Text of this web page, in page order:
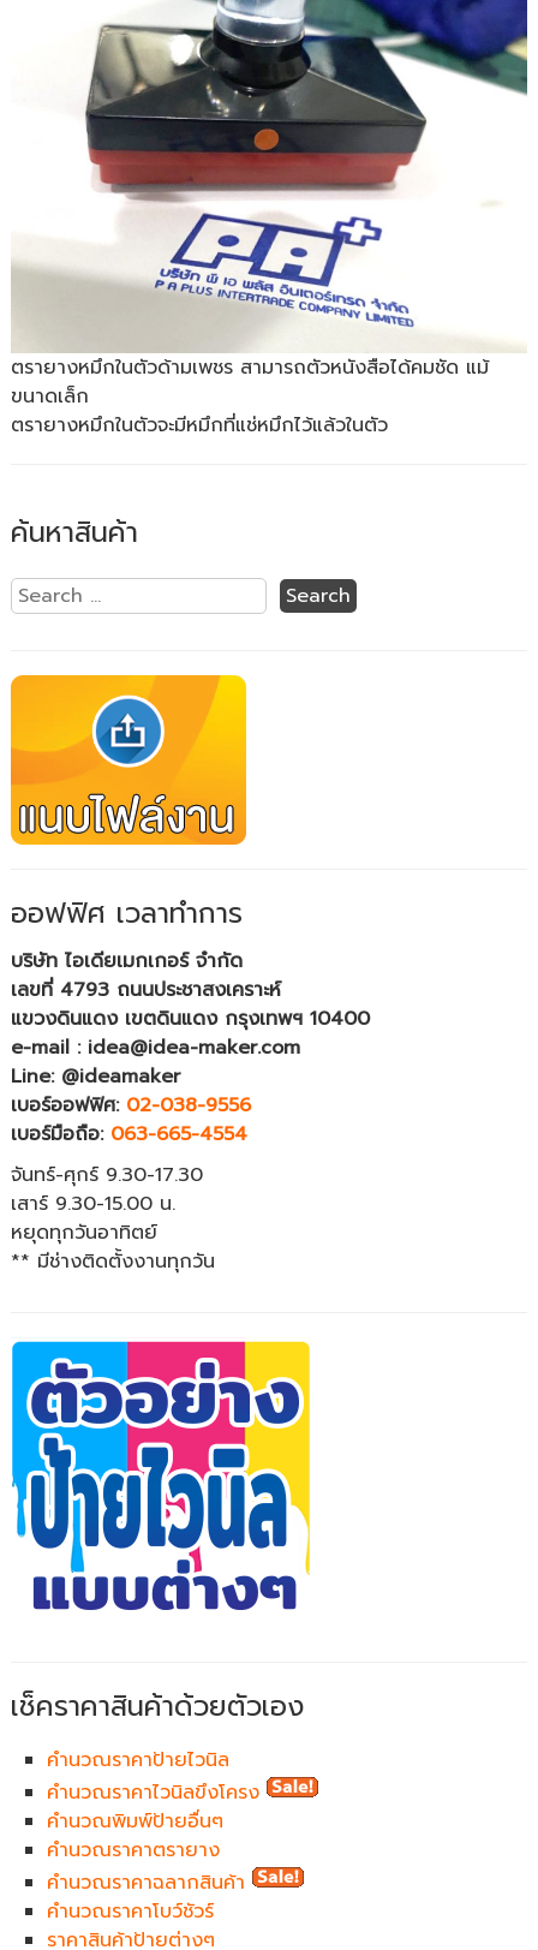
ตรายางหมึกในตัวด้ามเพชร สามารถตัวหนังสือได้คมชัด แม้
ขนาดเล็ก
ตรายางหมึกในตัวจะมีหมึกที่แช่หมึกไว้แล้วในตัว
ค้นหาสินค้า
ออฟฟิศ เวลาทำการ
บริษัท ไอเดียเมกเกอร์ จำกัด
เลขที่ 4793 ถนนประชาสงเคราะห์
แขวงดินแดง เขตดินแดง กรุงเทพฯ 10400
e-mail : idea@idea-maker.com
Line: @ideamaker
เบอร์ออฟฟิศ: 02-038-9556
เบอร์มือถือ: 063-665-4554
จันทร์-ศุกร์ 9.30-17.30
เสาร์ 9.30-15.00 น.
หยุดทุกวันอาทิตย์
** มีช่างติดตั้งงานทุกวัน
เช็คราคาสินค้าด้วยตัวเอง
คำนวณราคาป้ายไวนิล
คำนวณราคาไวนิลขึงโครง
คำนวณพิมพ์ป้ายอื่นๆ
คำนวณราคาตรายาง
คำนวณราคาฉลากสินค้า
คำนวณราคาโบว์ชัวร์
ราคาสินค้าป้ายต่างๆ